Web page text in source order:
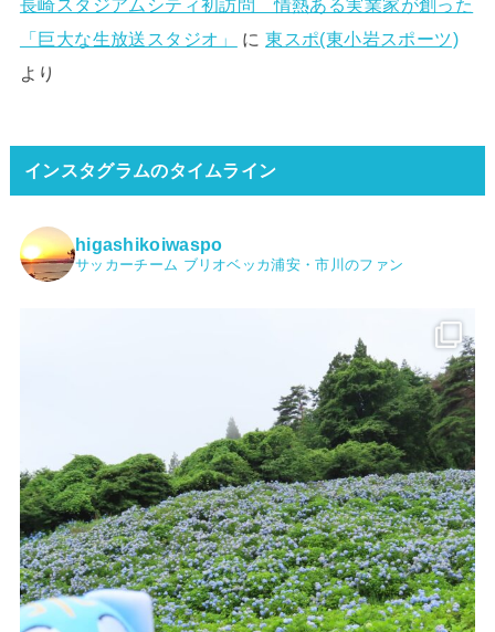
長崎スタジアムシティ初訪問 情熱ある実業家が創った
「巨大な生放送スタジオ」
に東スポ(東小岩スポーツ)
より
インスタグラムのタイムライン
higashikoiwaspo
サッカーチーム ブリオベッカ浦安・市川のファン